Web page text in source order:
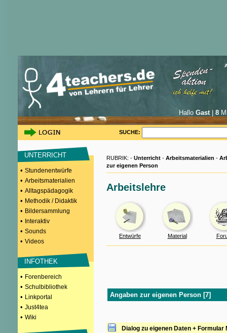
Hallo Gast| 8
SUCHE:
UNTERRICHT
• Stundenentwürfe
• Arbeitsmaterialien
• Alltagspädagogik
• Methodik / Didaktik
• Bildersammlung
• Interaktiv
• Sounds
• Videos
INFOTHEK
• Forenbereich
• Schulbibliothek
• Linkportal
• Just4tea
• Wiki
RUBRIK: - Unterricht - Arbeitsmaterialien -
zur eigenen Person
Arbeitslehre
Entwürfe Material
Angaben zur eigenen Person [7]
Dialog zu eigenen Daten + Formular